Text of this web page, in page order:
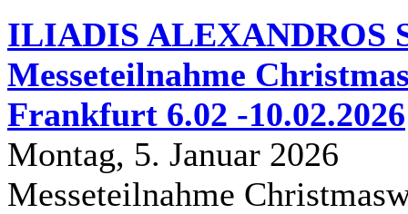
ILIADIS ALEXANDROS
Messeteilnahme
Frankfurt 6.02 -10.02.2026
Montag, 5. Januar 2026
Messeteilnahme